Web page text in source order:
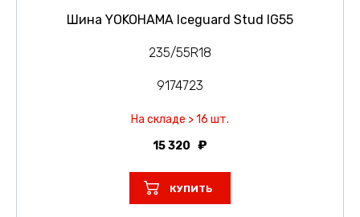
Шина YOKOHAMA Iceguard Stud IG55
235/55R18
9174723
На складе > 16 шт.
15 320
КУПИТЬ